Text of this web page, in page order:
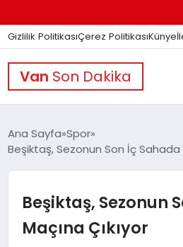
Gizlilik PolitikasıÇerez PolitikasıKünye
Van Son Dakika
GÜNDEM
DÜNYA
Ana Sayfa Spor
Beşiktaş, Sezonun Son İç Sahada
Beşiktaş, Sezonun
Maçına Çıkıyor